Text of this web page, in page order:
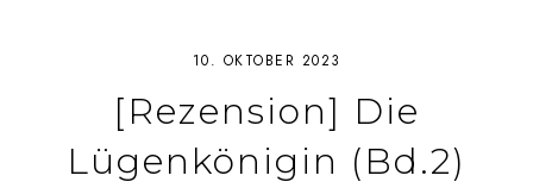
10. OKTOBER 2023
[Rezension] Die
Lügenkönigin (Bd.2)